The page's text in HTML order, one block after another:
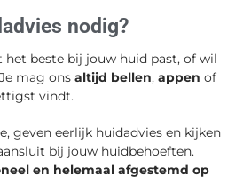
nodig?
beste bij jouw huid past, of wil
mag ons altijd bellen, appen of
vindt.
geven eerlijk huidadvies en kijken
bij jouw huidbehoeften.
en helemaal afgestemd op